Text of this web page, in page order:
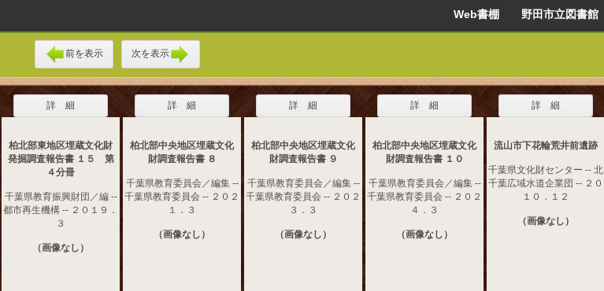
Web書棚 野田市立図書館
前を表示 次を表示
詳 細
柏北部東地区埋蔵文化財
発掘調査報告書 １５ 第
４分冊
千葉県教育振興財団／編 --
都市再生機構 -- ２０１９．
３
（画像なし）
詳 細
柏北部中央地区埋蔵文化
財調査報告書 ８
千葉県教育委員会／編集 --
千葉県教育委員会 -- ２０２
１．３
（画像なし）
詳 細
柏北部中央地区埋蔵文化
財調査報告書 ９
千葉県教育委員会／編集 --
千葉県教育委員会 -- ２０２
３．３
（画像なし）
詳 細
柏北部中央地区埋蔵文化
財調査報告書 １０
千葉県教育委員会／編集 --
千葉県教育委員会 -- ２０２
４．３
（画像なし）
詳 細
流山市下花輪荒井前遺跡
千葉県文化財センター -- 北
千葉広域水道企業団 -- ２０
１０．１２
（画像なし）